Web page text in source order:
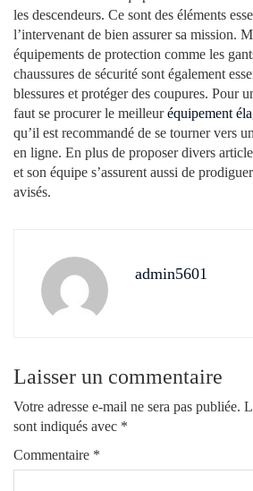
les descendeurs. Ce sont des éléments
l’intervenant de bien assurer sa mission.
équipements de protection comme les
chaussures de sécurité sont également
blessures et protéger des coupures. Pour
faut se procurer le meilleuréquipement
qu’il est recommandé de se tourner vers
en ligne. En plus de proposer divers
et son équipe s’assurent aussi de
avisés.
admin5601
Laisser un commentaire
Votre adresse e-mail ne sera pas publiée.
sont indiqués avec *
Commentaire *